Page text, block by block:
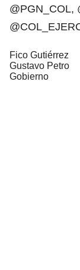
@PGN_COL,
Fico Gutiérrez
Gustavo Petro
Gobierno